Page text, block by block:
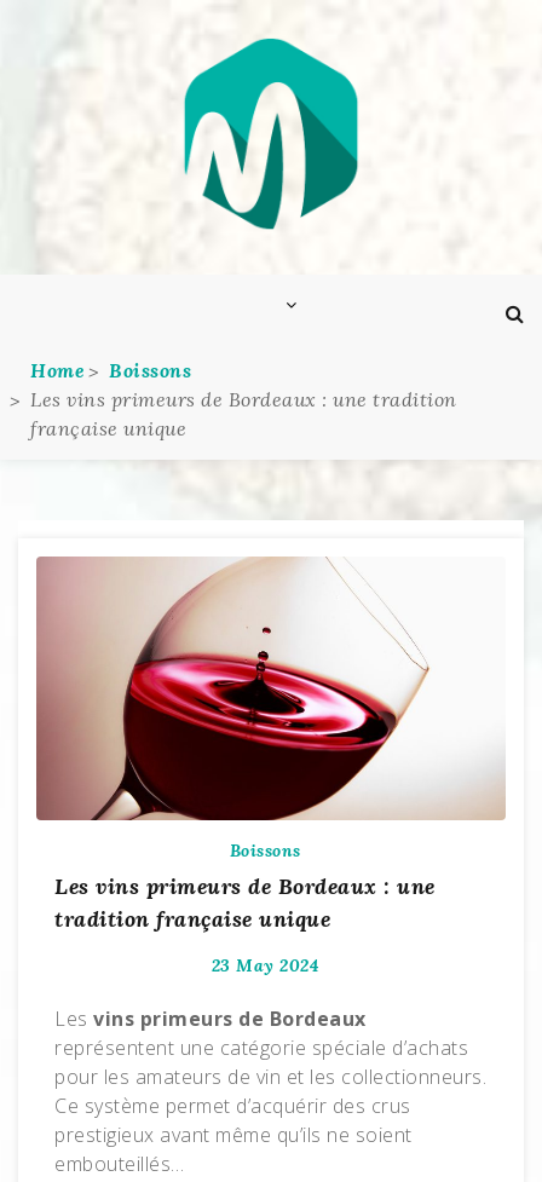
Home
Boissons
Les vins primeurs de Bordeaux : une tradition
française unique
Boissons
Les vins primeurs de Bordeaux : une
tradition française unique
23 May 2024
Les vins primeurs de Bordeaux
représentent une catégorie spéciale d’achats
pour les amateurs de vin et les collectionneurs.
Ce système permet d’acquérir des crus
prestigieux avant même qu’ils ne soient
embouteillés…